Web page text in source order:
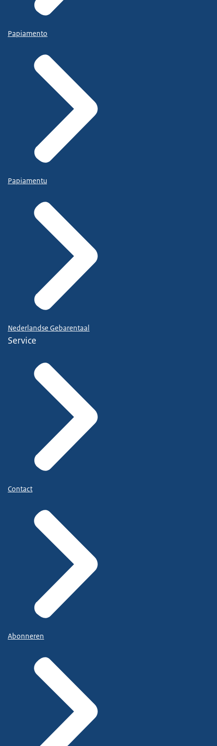
Papiamento
Papiamentu
Nederlandse Gebarentaal
Service
Contact
Abonneren